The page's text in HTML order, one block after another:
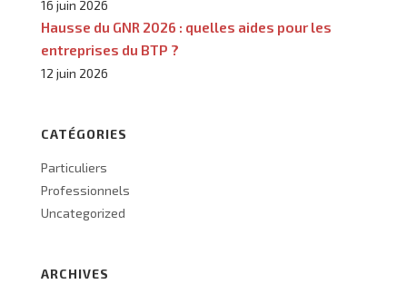
16 juin 2026
Hausse du GNR 2026 : quelles aides pour les
entreprises du BTP ?
12 juin 2026
CATÉGORIES
Particuliers
Professionnels
Uncategorized
ARCHIVES